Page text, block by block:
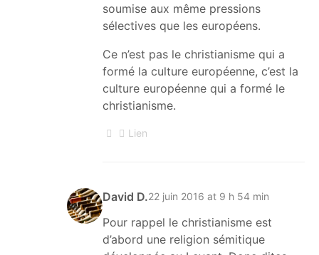
soumise aux même pressions
sélectives que les européens.
Ce n’est pas le christianisme qui a
formé la culture européenne, c’est la
culture européenne qui a formé le
christianisme.
Lien
David D.22 juin 2016 at 9 h 54 min
Pour rappel le christianisme est
d’abord une religion sémitique